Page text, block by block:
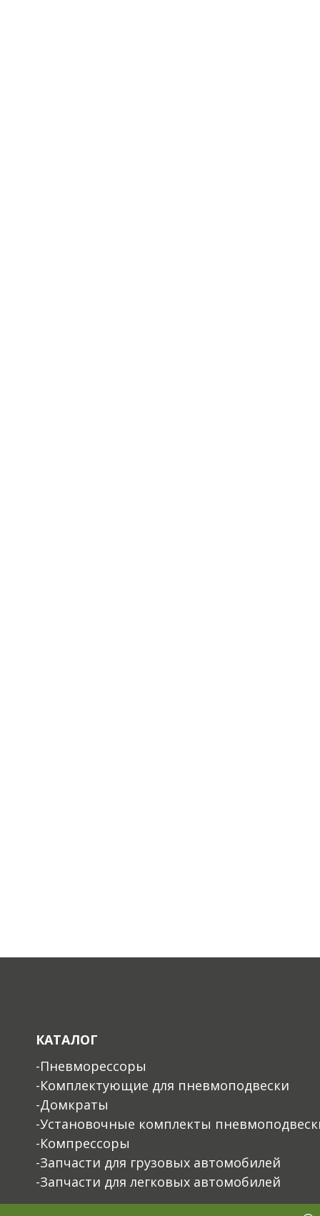
КАТАЛОГ
-Пневморессоры
-Комплектующие для пневмоподвески
-Домкраты
-Установочные комплекты
-Компрессоры
-Запчасти для грузовых автомобилей
-Запчасти для легковых автомобилей